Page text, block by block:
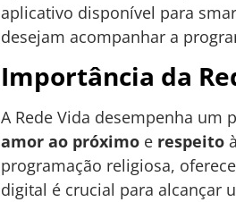
aplicativo disponível para
desejam acompanhar a
Importância da
A Rede Vida desempenha
amor ao próximo e respeito
programação religiosa,
digital é crucial para alcançar